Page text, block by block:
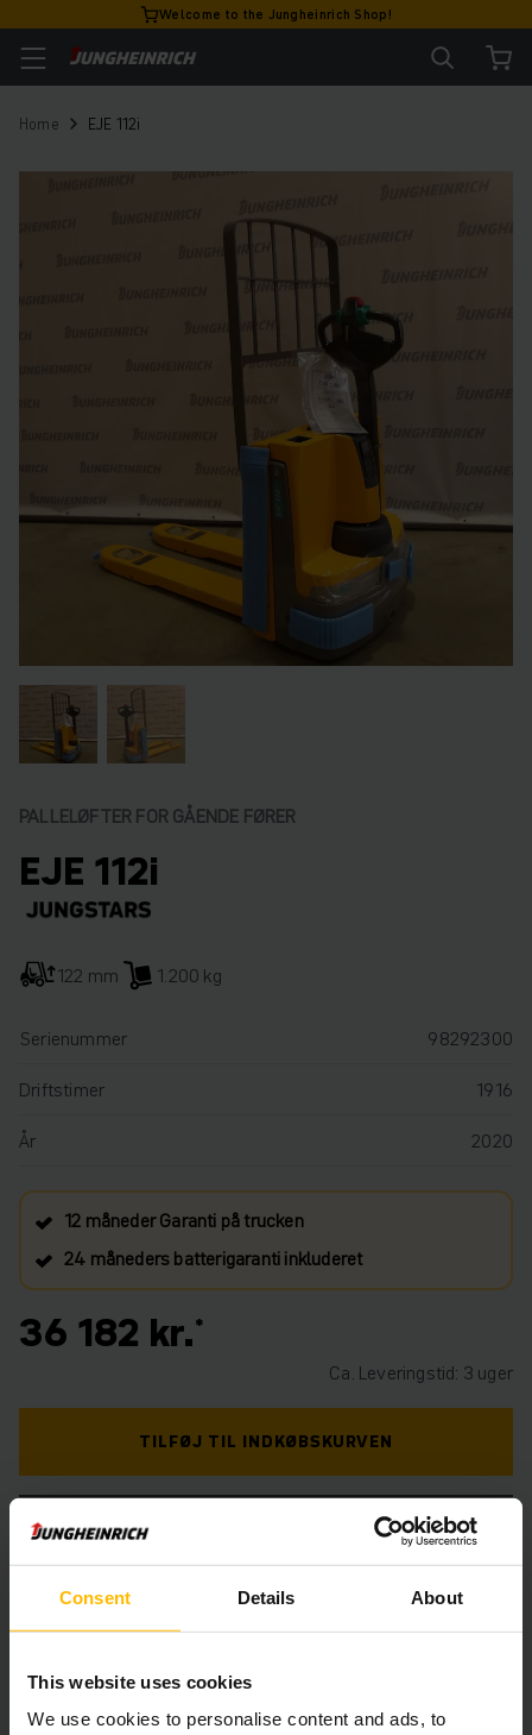
Consent Details About
This website uses cookies
We use cookies to personalise content and ads, to
Welcome to the Jungheinrich Shop!
Home EJE 112i
PALLELØFTER FOR GÅENDE FØRER
EJE 112i
122 mm 1.200 kg
Serienummer
98292300
Driftstimer
1916
År
2020
12 måneder Garanti på trucken
24 måneders batterigaranti inkluderet
36 182 kr.
Ca. Leveringstid: 3 uger
TILFØJ TIL INDKØBSKURVEN
HAR DU BRUG FOR HJÆLP? KONTAKT OS. KLIK
HER.
Alle priser er ekskl. moms, medmindre andet er angivet.
Produktinformation